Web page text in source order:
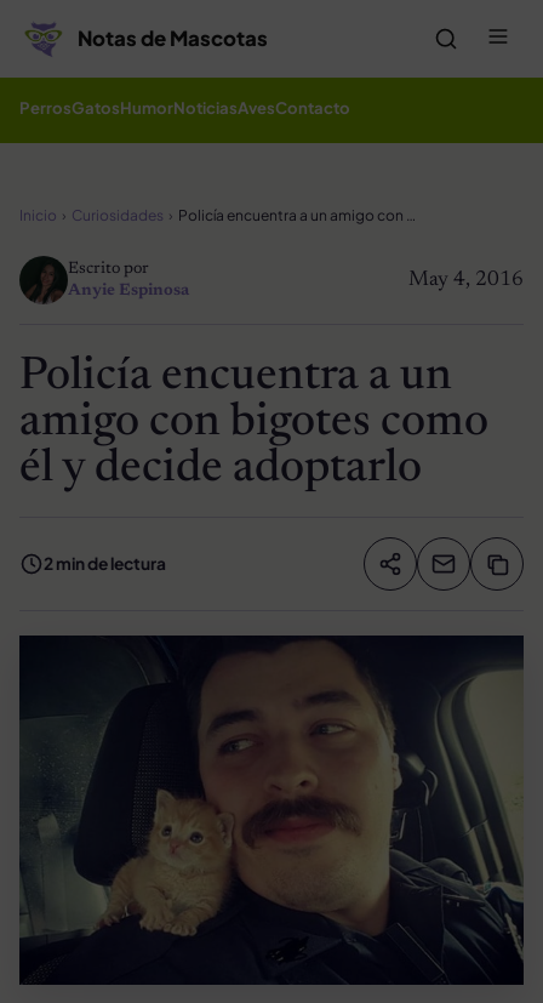
Notas de Mascotas
PerrosGatosHumorNoticiasAvesContacto
Inicio Curiosidades Policía encuentra a un amigo con bigotes como él y decide adoptarlo
May 4, 2016
Escrito por
Anyie Espinosa
Policía encuentra a un
amigo con bigotes como
él y decide adoptarlo
2 min de lectura Compartir